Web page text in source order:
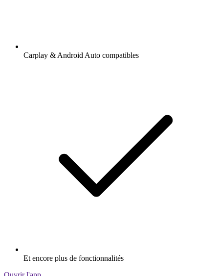
Carplay & Android Auto compatibles
Et encore plus de fonctionnalités